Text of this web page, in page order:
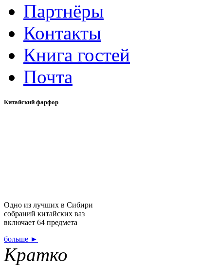
Партнёры
Контакты
Книга гостей
Почта
Китайский фарфор
Одно из лучших в Сибири
собраний китайских ваз
включает 64 предмета
больше ►
Кратко